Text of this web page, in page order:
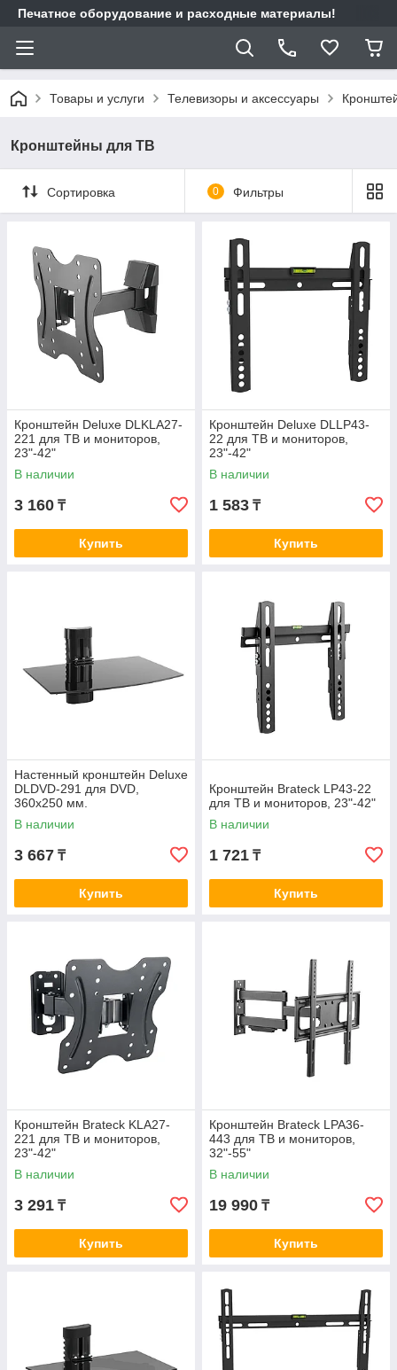
Печатное оборудование и расходные материалы!
Товары и услуги Телевизоры и аксессуары
Кронштейны для ТВ
Сортировка 0 Фильтры
Кронштейн Deluxe DLKLA27-
221 для ТВ и мониторов,
23"-42"
В наличии
3 160 ₸
Купить
Кронштейн Deluxe DLLP43-
22 для ТВ и мониторов,
23"-42"
В наличии
1 583 ₸
Купить
Настенный кронштейн Deluxe
DLDVD-291 для DVD,
360х250 мм.
В наличии
3 667 ₸
Купить
Кронштейн Brateck LP43-22
для ТВ и мониторов, 23"-42"
В наличии
1 721 ₸
Купить
Кронштейн Brateck KLA27-
221 для ТВ и мониторов,
23"-42"
В наличии
3 291 ₸
Купить
Кронштейн Brateck LPA36-
443 для ТВ и мониторов,
32"-55"
В наличии
19 990 ₸
Купить